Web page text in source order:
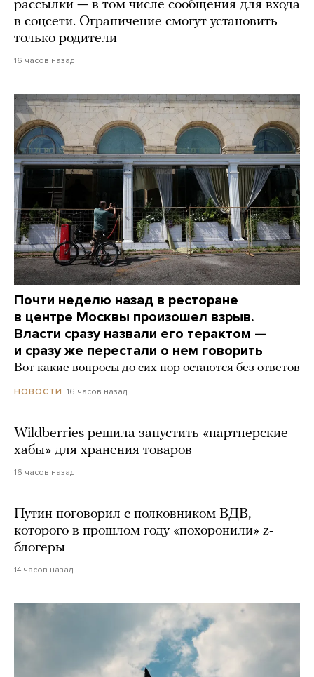
рассылки — в том числе сообщения для входа
в соцсети. Ограничение смогут установить
только родители
16 часов назад
Почти неделю назад в ресторане
в центре Москвы произошел взрыв.
Власти сразу назвали его терактом —
и сразу же перестали о нем говорить
Вот какие вопросы до сих пор остаются без ответов
НОВОСТИ 16 часов назад
Wildberries решила запустить «партнерские
хабы» для хранения товаров
16 часов назад
Путин поговорил с полковником ВДВ,
которого в прошлом году «похоронили» z-
блогеры
14 часов назад